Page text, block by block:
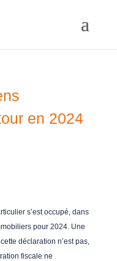
en 2024
s’est occupé, dans
pour 2024. Une
déclaration n’est pas,
fiscale ne